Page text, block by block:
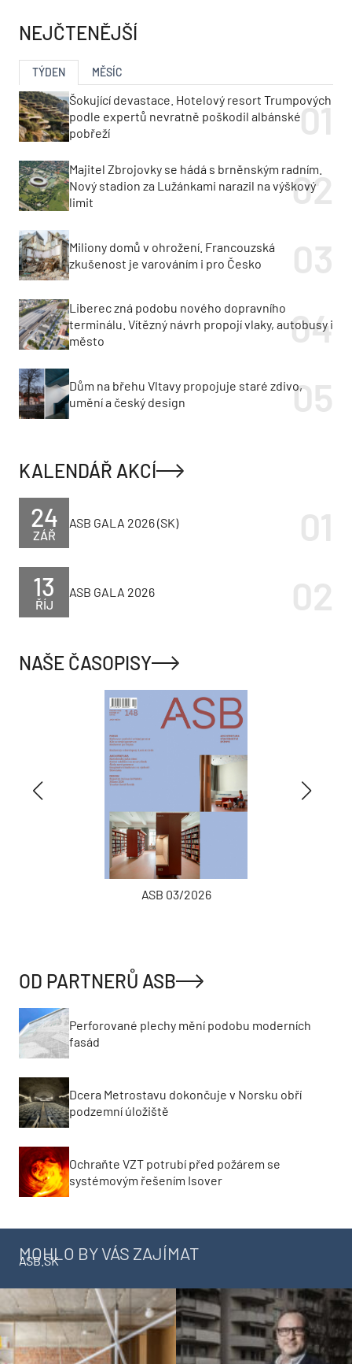
NEJČTENĚJŠÍ
TÝDEN MĚSÍC
Šokující devastace. Hotelový resort Trumpových
podle expertů nevratně poškodil albánské
pobřeží
Majitel Zbrojovky se hádá s brněnským radním.
Nový stadion za Lužánkami narazil na výškový
limit
Miliony domů v ohrožení. Francouzská
zkušenost je varováním i pro Česko
Liberec zná podobu nového dopravního
terminálu. Vítězný návrh propojí vlaky, autobusy i
město
Dům na břehu Vltavy propojuje staré zdivo,
umění a český design
KALENDÁŘ AKCÍ
ZÁŘ
24 ASB GALA 2026 (SK)
ŘÍJ
13 ASB GALA 2026
NAŠE ČASOPISY
ASB 03/2026
OD PARTNERŮ ASB
Perforované plechy mění podobu moderních
fasád
Dcera Metrostavu dokončuje v Norsku obří
podzemní úložiště
Ochraňte VZT potrubí před požárem se
systémovým řešením Isover
MOHLO BY VÁS ZAJÍMAT
ASB.SK